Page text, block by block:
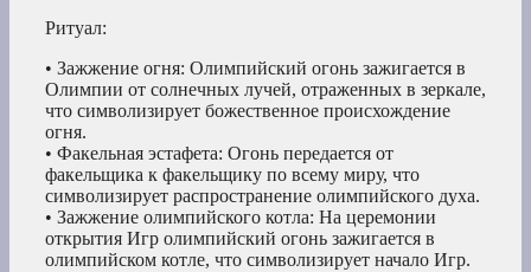
Ритуал:
• Зажжение огня: Олимпийский огонь зажигается в
Олимпии от солнечных лучей, отраженных в зеркале,
что символизирует божественное происхождение
огня.
• Факельная эстафета: Огонь передается от
факельщика к факельщику по всему миру, что
символизирует распространение олимпийского духа.
• Зажжение олимпийского котла: На церемонии
открытия Игр олимпийский огонь зажигается в
олимпийском котле, что символизирует начало Игр.